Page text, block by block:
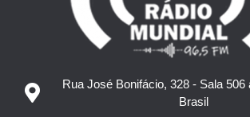
Rua José Bonifácio, 328 - Sala 506
Brasil